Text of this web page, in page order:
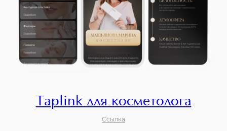
Taplink для косметолога
Ссылка